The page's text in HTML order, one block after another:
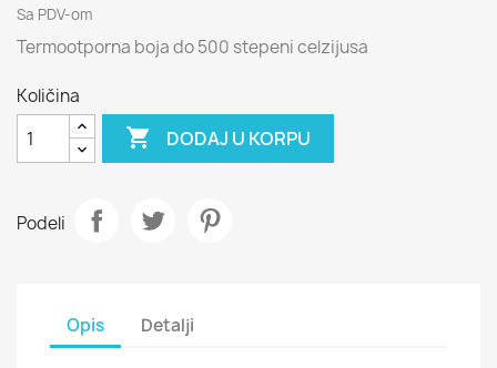
Sa PDV-om
Termootporna boja do 500 stepeni celzijusa
Količina
 DODAJ U KORPU
Podeli
Opis Detalji